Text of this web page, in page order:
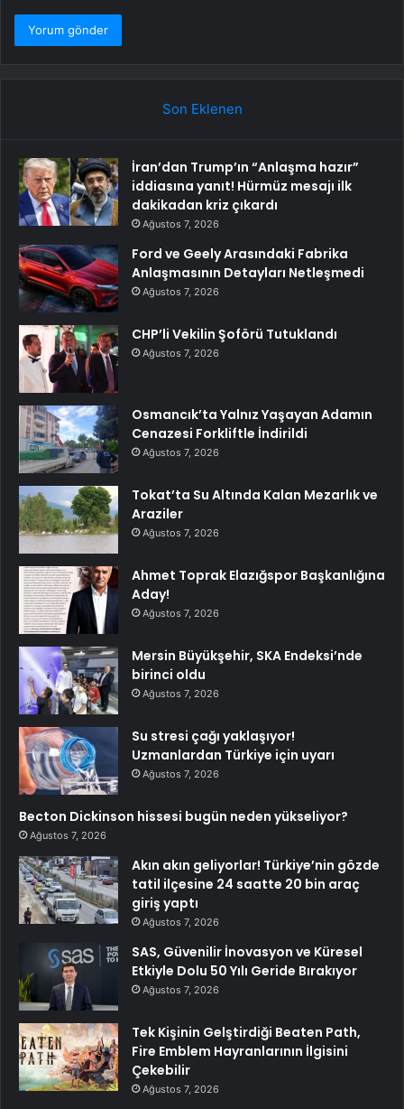
Son Eklenen
İran’dan Trump’ın “Anlaşma hazır”
iddiasına yanıt! Hürmüz mesajı ilk
dakikadan kriz çıkardı
Ağustos 7, 2026
Ford ve Geely Arasındaki Fabrika
Anlaşmasının Detayları Netleşmedi
Ağustos 7, 2026
CHP’li Vekilin Şoförü Tutuklandı
Ağustos 7, 2026
Osmancık’ta Yalnız Yaşayan Adamın
Cenazesi Forkliftle İndirildi
Ağustos 7, 2026
Tokat’ta Su Altında Kalan Mezarlık ve
Araziler
Ağustos 7, 2026
Ahmet Toprak Elazığspor Başkanlığına
Aday!
Ağustos 7, 2026
Mersin Büyükşehir, SKA Endeksi’nde
birinci oldu
Ağustos 7, 2026
Su stresi çağı yaklaşıyor!
Uzmanlardan Türkiye için uyarı
Ağustos 7, 2026
Becton Dickinson hissesi bugün neden yükseliyor?
Ağustos 7, 2026
Akın akın geliyorlar! Türkiye’nin gözde
tatil ilçesine 24 saatte 20 bin araç
giriş yaptı
Ağustos 7, 2026
SAS, Güvenilir İnovasyon ve Küresel
Etkiyle Dolu 50 Yılı Geride Bırakıyor
Ağustos 7, 2026
Tek Kişinin Gelştirdiği Beaten Path,
Fire Emblem Hayranlarının İlgisini
Çekebilir
Ağustos 7, 2026